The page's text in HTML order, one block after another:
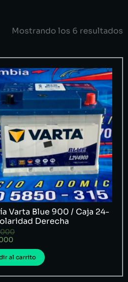
Mostrando los 6 resultados
Varta Blue 900 / Caja 24-
Derecha
al carrito